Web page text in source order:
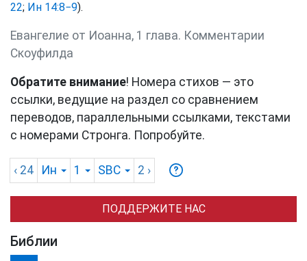
22; Ин 14:8−9).
Евангелие от Иоанна, 1 глава. Комментарии
Скоуфилда
Обратите внимание! Номера стихов — это
ссылки, ведущие на раздел со сравнением
переводов, параллельными ссылками, текстами
с номерами Стронга. Попробуйте.
‹ 24 Ин 1 SBC 2 ›
ПОДДЕРЖИТЕ НАС
Библии